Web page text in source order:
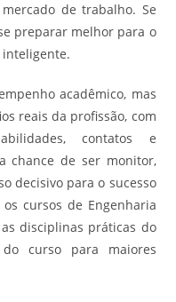
de trabalho. Se
preparar melhor para o
acadêmico, mas
reais da profissão, com
contatos e
chance de ser monitor,
decisivo para o sucesso
cursos de Engenharia
disciplinas práticas do
curso para maiores